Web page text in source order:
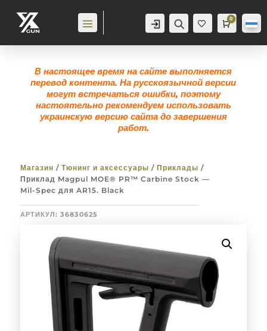
Аккаунт Поиск
Же
лан
Корзина
0
0,0грн
В настоящее время на сайте выполняется
перевод контента. На русскоязычной версии
могут встречаться ошибки, поэтому
настоятельно рекомендуем использовать
украинскую версию сайта до завершения
работ.
Магазин / Тюнинг и аксессуары / Приклады /
Приклад Magpul MOE® PR™ Carbine Stock —
Mil-Spec для AR15. Black
АРТИКУЛ: 36830625